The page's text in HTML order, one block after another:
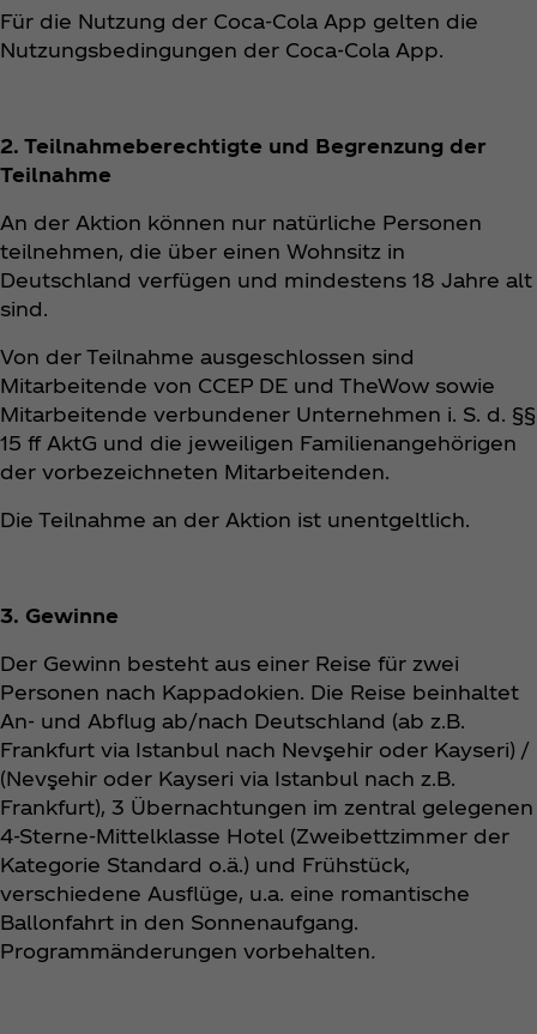
Für die Nutzung der Coca‑Cola App gelten die
Nutzungsbedingungen der Coca‑Cola App.
2. Teilnahmeberechtigte und Begrenzung der
Teilnahme
An der Aktion können nur natürliche Personen
teilnehmen, die über einen Wohnsitz in
Deutschland verfügen und mindestens 18 Jahre alt
sind.
Von der Teilnahme ausgeschlossen sind
Mitarbeitende von CCEP DE und TheWow sowie
Mitarbeitende verbundener Unternehmen i. S. d. §§
15 ff AktG und die jeweiligen Familienangehörigen
der vorbezeichneten Mitarbeitenden.
Die Teilnahme an der Aktion ist unentgeltlich.
3. Gewinne
Der Gewinn besteht aus einer Reise für zwei
Personen nach Kappadokien. Die Reise beinhaltet
An- und Abflug ab/nach Deutschland (ab z.B.
Frankfurt via Istanbul nach Nevşehir oder Kayseri) /
(Nevşehir oder Kayseri via Istanbul nach z.B.
Frankfurt), 3 Übernachtungen im zentral gelegenen
4-Sterne-Mittelklasse Hotel (Zweibettzimmer der
Kategorie Standard o.ä.) und Frühstück,
verschiedene Ausflüge, u.a. eine romantische
Ballonfahrt in den Sonnenaufgang.
Programmänderungen vorbehalten.